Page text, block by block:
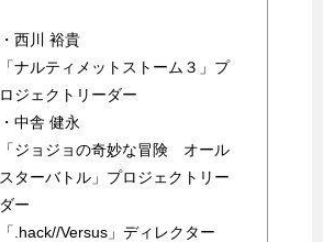
・西川 裕貴
「ナルティメットストーム３」プ
ロジェクトリーダー
・中舎 健永
「ジョジョの奇妙な冒険 オール
スターバトル」プロジェクトリー
ダー
「.hack//Versus」ディレクター